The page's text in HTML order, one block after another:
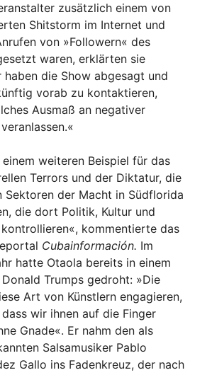
zusätzlich einem von
Shitstorm im Internet und
von »Followern« des
waren, erklärten sie
haben die Show abgesagt und
vorab zu kontaktieren,
Ausmaß an negativer
weiteren Beispiel für das
Terrors und der Diktatur, die
Sektoren der Macht in Südflorida
die dort Politik, Kultur und
kommentierte das
Cubainformación. Im
hatte Otaola bereits in einem
Trumps gedroht: »Die
Art von Künstlern engagieren,
wir ihnen auf die Finger
Gnade«. Er nahm den als
Salsamusiker Pablo
Gallo ins Fadenkreuz, der nach